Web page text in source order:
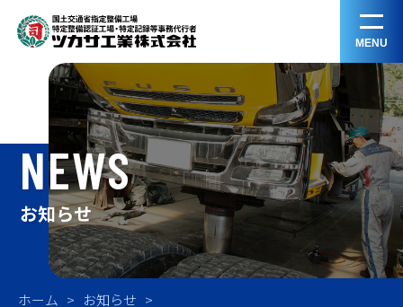
MENU
NEWS
お知らせ
ホーム
お知らせ